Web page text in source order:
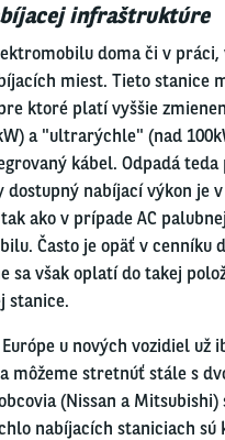
infraštruktúre
doma či v práci,
miest. Tieto stanice
ktoré platí vyššie
a "ultrarýchle" (nad
kábel. Odpadá
nabíjací výkon je
ako v prípade AC
Často je opäť v cenníku
sa však oplatí do takej
stanice.
u nových vozidiel už
môžeme stretnúť stále s
(Nissan a
nabíjacích staniciach sú